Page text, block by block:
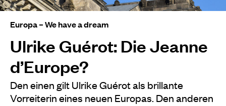
Europa – We have a dream
Ulrike Guérot: Die Jeanne
d’Europe?
Den einen gilt Ulrike Guérot als brillante
Vorreiterin eines neuen Europas. Den anderen